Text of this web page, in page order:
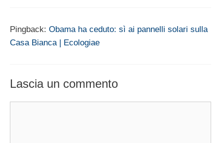
Pingback: Obama ha ceduto: sì ai pannelli solari sulla
Casa Bianca | Ecologiae
Lascia un commento